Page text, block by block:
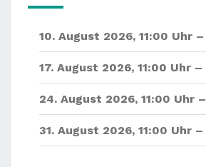
10. August 2026, 11:00 Uhr –
17. August 2026, 11:00 Uhr –
24. August 2026, 11:00 Uhr –
31. August 2026, 11:00 Uhr –